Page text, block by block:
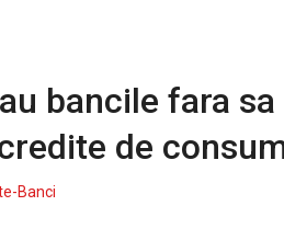
bancile fara sa
de
Banci